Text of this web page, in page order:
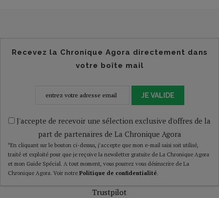
Recevez la Chronique Agora directement dans
votre boîte mail
JE VALIDE
J'accepte de recevoir une sélection exclusive d'offres de la
part de partenaires de La Chronique Agora
*En cliquant sur le bouton ci-dessus, j’accepte que mon e-mail saisi soit utilisé,
traité et exploité pour que je reçoive la newsletter gratuite de La Chronique Agora
et mon Guide Spécial. A tout moment, vous pourrez vous désinscrire de La
Chronique Agora. Voir notre Politique de confidentialité.
Trustpilot